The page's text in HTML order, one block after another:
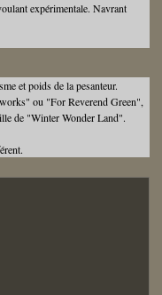
expérimentale. Navrant
et poids de la pesanteur.
ou "For Reverend Green",
de "Winter Wonder Land".